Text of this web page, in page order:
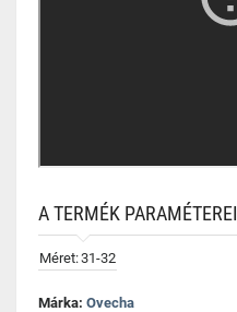
A TERMÉK PARAMÉTEREI
Méret:31-32
Márka: Ovecha